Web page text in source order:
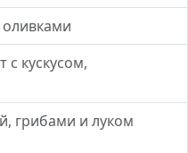
с кускусом,
грибами и луком